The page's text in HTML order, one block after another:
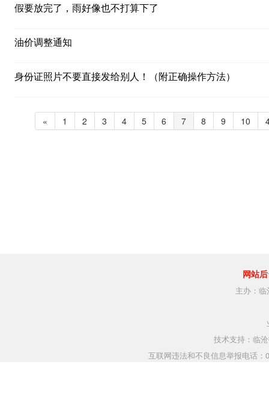
假要放完了，雨好像也不打算下了
油价调整通知
身份证照片不要直接发给别人！（附正确操作方法）
« 1 2 3 4 5 6 7 8 9 10
网站
主办：
技术支持：临
互联网违法和不良信息举报电话